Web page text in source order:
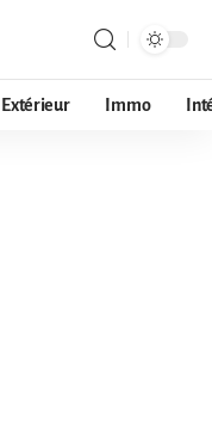
Extérieur Immo